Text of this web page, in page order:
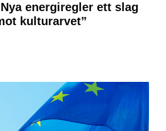
energiregler ett slag
kulturarvet”